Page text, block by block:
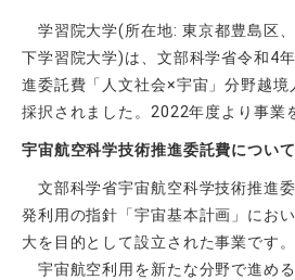
学習院大学(所在地: 東京都豊島区
下学習院大学)は、文部科学省令和4
進委託費「人文社会×宇宙」分野越境
採択されました。2022年度より事業
宇宙航空科学技術推進委託費について
文部科学省宇宙航空科学技術推進
発利用の指針「宇宙基本計画」にお
大を目的として設立された事業です。
宇宙航空利用を新たな分野で進め